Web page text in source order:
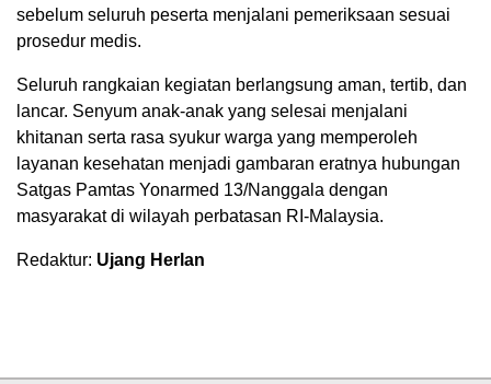
sebelum seluruh peserta menjalani pemeriksaan sesuai
prosedur medis.
Seluruh rangkaian kegiatan berlangsung aman, tertib, dan
lancar. Senyum anak-anak yang selesai menjalani
khitanan serta rasa syukur warga yang memperoleh
layanan kesehatan menjadi gambaran eratnya hubungan
Satgas Pamtas Yonarmed 13/Nanggala dengan
masyarakat di wilayah perbatasan RI-Malaysia.
Redaktur: Ujang Herlan